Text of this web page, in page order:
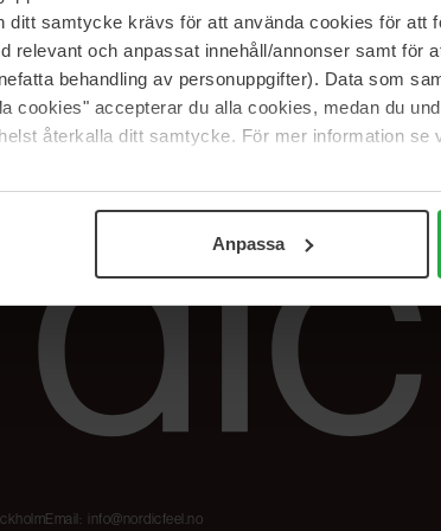
ditt samtycke krävs för att använda cookies för att
relevant och anpassat innehåll/annonser samt för
behandling av personuppgifter). Data som
cookies" accepterar du alla cookies, medan du
återkalla ditt samtycke. För mer information se
Anpassa
The Beauty Edit
Jobb hos oss
Samarbeidspartner
Email: info@nordicfeel.no